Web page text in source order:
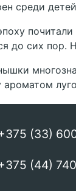
среди
до сих пор.
ароматом
(33)
(44)